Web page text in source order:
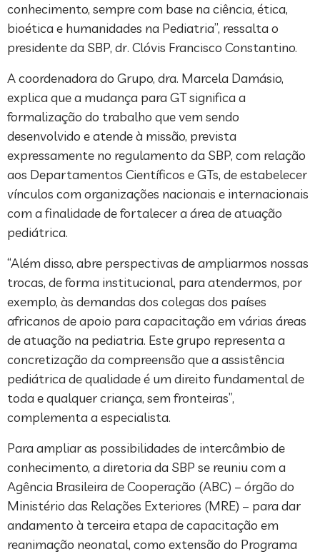
conhecimento, sempre com base na ciência, ética,
bioética e humanidades na Pediatria”, ressalta o
presidente da SBP, dr. Clóvis Francisco Constantino.
A coordenadora do Grupo, dra. Marcela Damásio,
explica que a mudança para GT significa a
formalização do trabalho que vem sendo
desenvolvido e atende à missão, prevista
expressamente no regulamento da SBP, com relação
aos Departamentos Científicos e GTs, de estabelecer
vínculos com organizações nacionais e internacionais
com a finalidade de fortalecer a área de atuação
pediátrica.
“Além disso, abre perspectivas de ampliarmos nossas
trocas, de forma institucional, para atendermos, por
exemplo, às demandas dos colegas dos países
africanos de apoio para capacitação em várias áreas
de atuação na pediatria. Este grupo representa a
concretização da compreensão que a assistência
pediátrica de qualidade é um direito fundamental de
toda e qualquer criança, sem fronteiras”,
complementa a especialista.
Para ampliar as possibilidades de intercâmbio de
conhecimento, a diretoria da SBP se reuniu com a
Agência Brasileira de Cooperação (ABC) – órgão do
Ministério das Relações Exteriores (MRE) – para dar
andamento à terceira etapa de capacitação em
reanimação neonatal, como extensão do Programa